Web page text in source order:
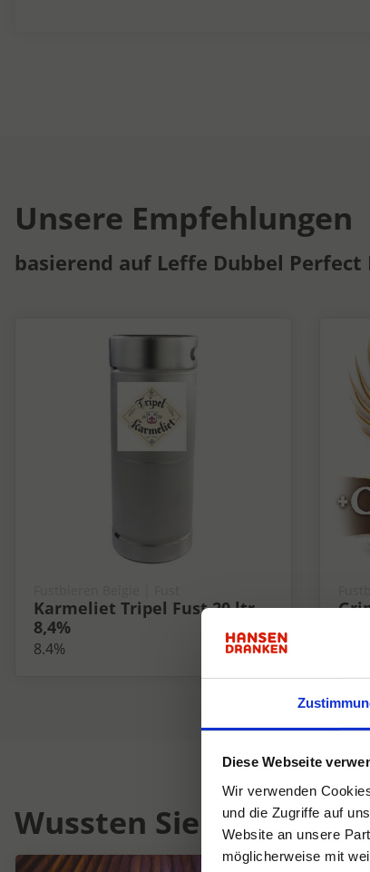
Diese Webseite
Wir verwenden
und die Zugriffe auf
Website an unsere
möglicherweise mit
Unsere Empfehlungen
basierend auf Leffe Dubbel
Karmeliet Tripel Fust 20 ltr
8,4%
8.4%
Wussten Sie schon...